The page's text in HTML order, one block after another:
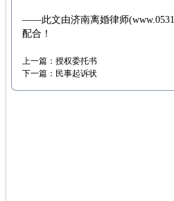
——此文由济南离婚律师(
配合！
上一篇： 授权委托书
下一篇： 民事起诉状